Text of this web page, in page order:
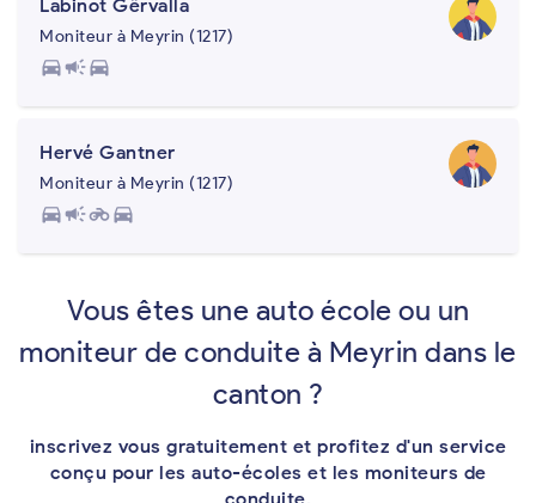
Labinot Gërvalla
Moniteur à Meyrin (1217)
directions_carcampaigndirections_car
Hervé Gantner
Moniteur à Meyrin (1217)
directions_carcampaignmotorcycledirections_car
Vous êtes une auto école ou un
moniteur de conduite à Meyrin dans le
canton ?
inscrivez vous gratuitement et profitez d'un service
conçu pour les auto-écoles et les moniteurs de